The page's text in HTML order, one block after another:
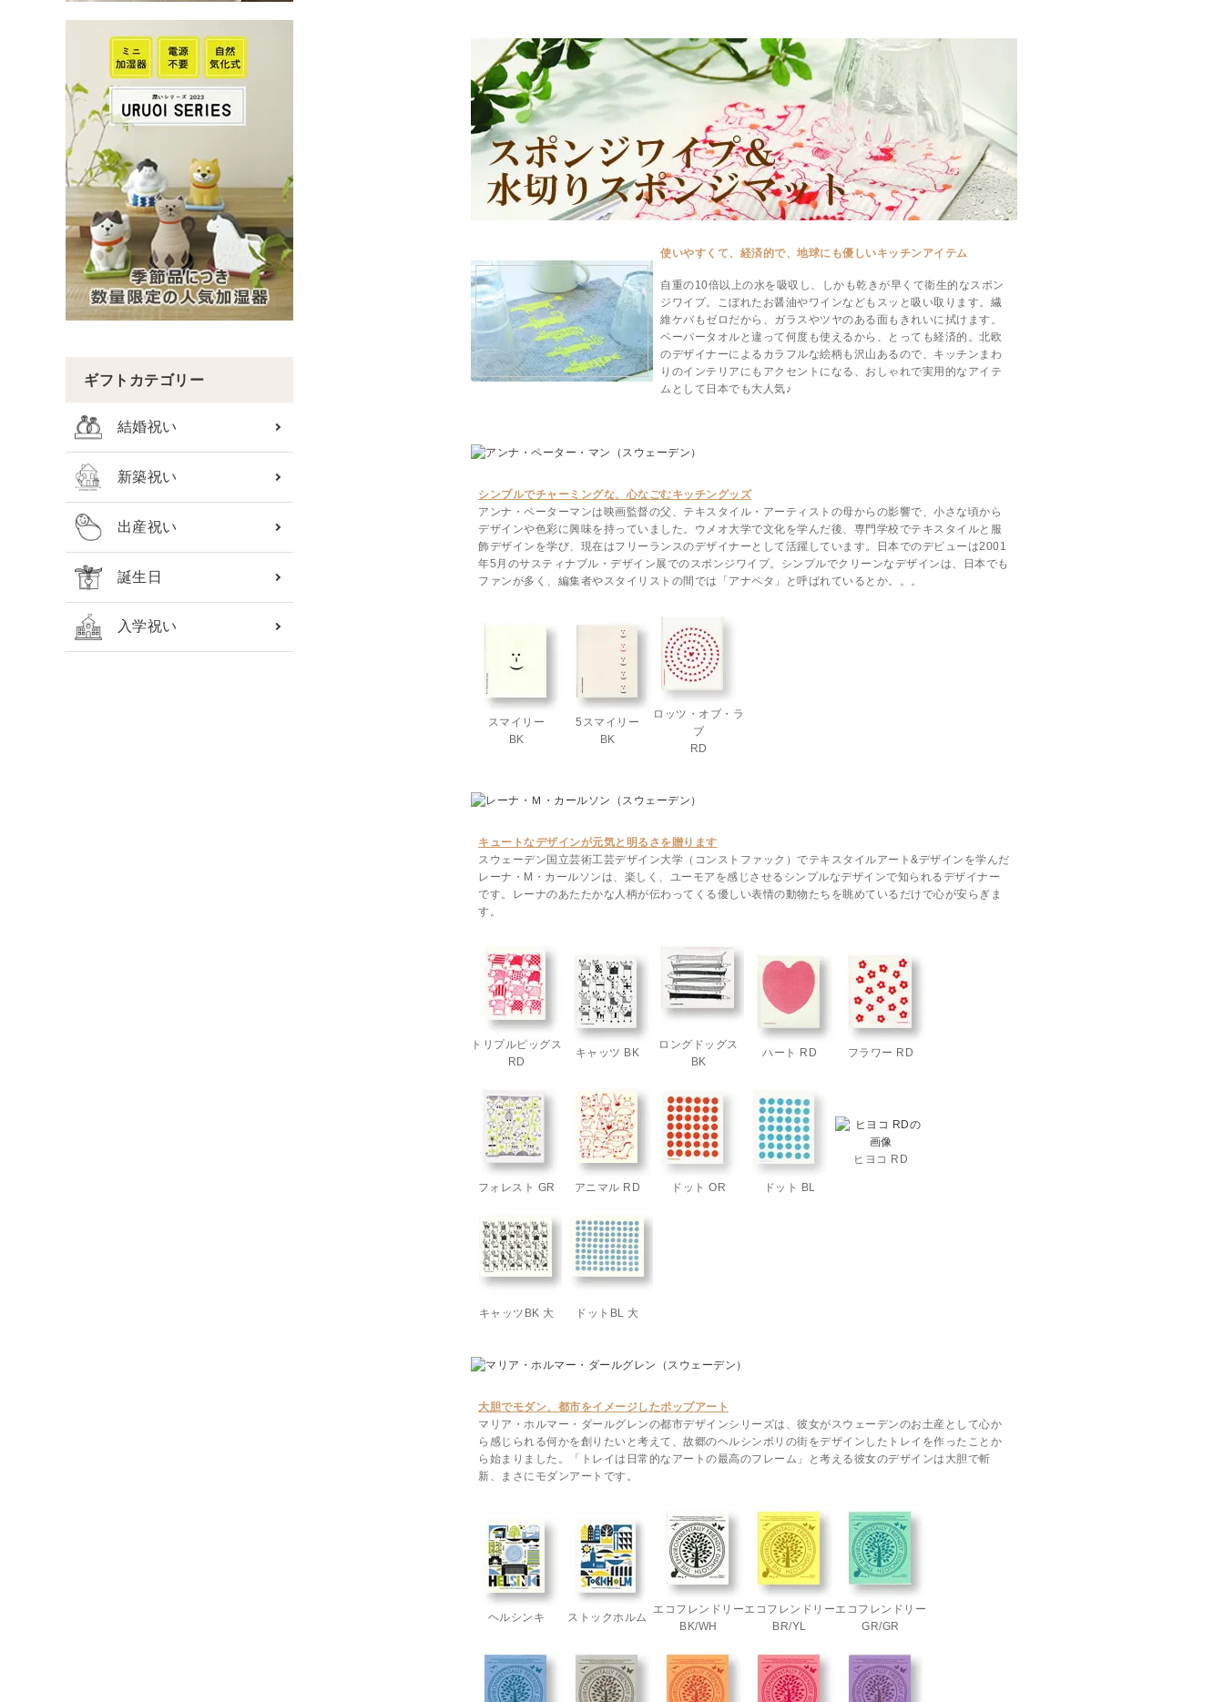
ギフトカテゴリー
結婚祝い
新築祝い
出産祝い
誕生日
入学祝い
使いやすくて、経済的で、地球にも優しいキッチンアイテム
自重の10倍以上の水を吸収し、しかも乾きが早くて衛生的なスポン
ジワイプ。こぼれたお醤油やワインなどもスッと吸い取ります。繊
維ケバもゼロだから、ガラスやツヤのある面もきれいに拭けます。
ペーパータオルと違って何度も使えるから、とっても経済的。北欧
のデザイナーによるカラフルな絵柄も沢山あるので、キッチンまわ
りのインテリアにもアクセントになる、おしゃれで実用的なアイテ
ムとして日本でも大人気♪
シンプルでチャーミングな、心なごむキッチングッズ
アンナ・ペーターマンは映画監督の父、テキスタイル・アーティストの母からの影響で、小さな頃から
デザインや色彩に興味を持っていました。ウメオ大学で文化を学んだ後、専門学校でテキスタイルと服
飾デザインを学び、現在はフリーランスのデザイナーとして活躍しています。日本でのデビューは2001
年5月のサスティナブル・デザイン展でのスポンジワイプ。シンプルでクリーンなデザインは、日本でも
ファンが多く、編集者やスタイリストの間では「アナペタ」と呼ばれているとか。。。
スマイリー
BK
5スマイリー
BK
ロッツ・オブ・ラ
ブ
RD
キュートなデザインが元気と明るさを贈ります
スウェーデン国立芸術工芸デザイン大学（コンストファック）でテキスタイルアート&デザインを学んだ
レーナ・M・カールソンは、楽しく、ユーモアを感じさせるシンプルなデザインで知られるデザイナー
です。レーナのあたたかな人柄が伝わってくる優しい表情の動物たちを眺めているだけで心が安らぎま
す。
トリプルピッグス
RD
キャッツ BK
ロングドッグス
BK
ハート RD フラワー RD
フォレスト GR アニマル RD ドット OR ドット BL
ヒヨコ RD
キャッツBK 大 ドットBL 大
大胆でモダン、都市をイメージしたポップアート
マリア・ホルマー・ダールグレンの都市デザインシリーズは、彼女がスウェーデンのお土産として心か
ら感じられる何かを創りたいと考えて、故郷のヘルシンボリの街をデザインしたトレイを作ったことか
ら始まりました。「トレイは日常的なアートの最高のフレーム」と考える彼女のデザインは大胆で斬
新、まさにモダンアートです。
ヘルシンキ ストックホルム
エコフレンドリー
BK/WH
エコフレンドリー
BR/YL
エコフレンドリー
GR/GR